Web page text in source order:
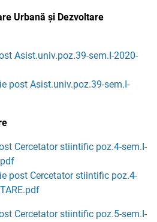
Urbană și Dezvoltare
Asist.univ.poz.39-sem.I-2020-
post Asist.univ.poz.39-sem.I-
Cercetator stiintific poz.4-sem.I-
post Cercetator stiintific poz.4-
Cercetator stiintific poz.5-sem.I-